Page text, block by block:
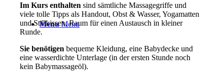
Menu Menu
Im Kurs enthalten sind sämtliche Massagegriffe und
viele tolle Tipps als Handout, Obst & Wasser, Yogamatten
und Stillkissen, Raum für einen Austausch in kleiner
Runde.
Sie benötigen bequeme Kleidung, eine Babydecke und
eine wasserdichte Unterlage (in der ersten Stunde noch
kein Babymassageöl).